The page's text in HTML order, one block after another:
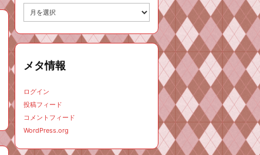
イ
ブ
メタ情報
ログイン
投稿フィード
コメントフィード
WordPress.org